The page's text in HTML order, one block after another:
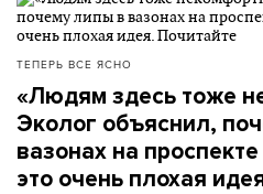
ТЕПЕРЬ ВСЕ ЯСНО
«Людям здесь тоже
Эколог объяснил,
вазонах на
это очень плохая